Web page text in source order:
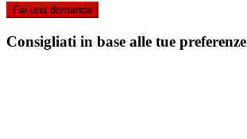
Fai una domanda
Consigliati in base alle tue preferenze